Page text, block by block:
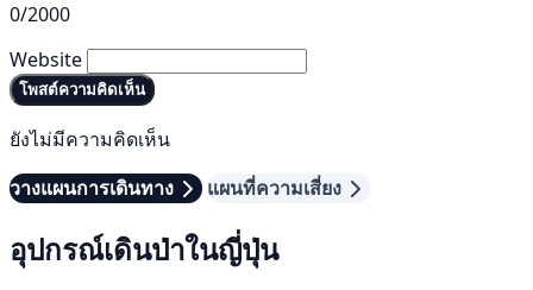
0/2000
Website
โพสต์ความคิดเห็น
ยังไม่มีความคิดเห็น
วางแผนการเดินทาง
แผนที่ความเสี่ยง
อุปกรณ์เดินป่าในญี่ปุ่น